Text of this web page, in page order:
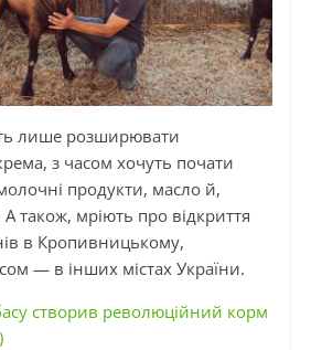
лише розширювати
з часом хочуть почати
продукти, масло й,
також, мріють про відкриття
в Кропивницькому,
— в інших містах України.
створив революційний корм